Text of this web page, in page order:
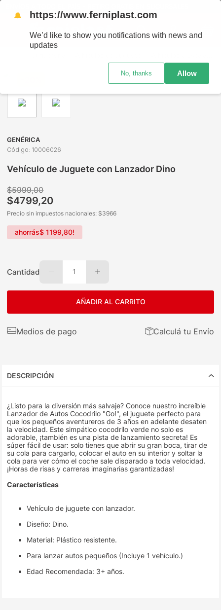
GENÉRICA
Código: 10006026
Vehículo de Juguete con Lanzador Dino
$5999,00
$4799,20
Precio sin impuestos nacionales: $3966
ahorrás$ 1199,80!
Cantidad 1
AÑADIR AL CARRITO
Medios de pago Calculá tu Envío
DESCRIPCIÓN
¿Listo para la diversión más salvaje? Conoce nuestro increíble
Lanzador de Autos Cocodrilo "Go!", el juguete perfecto para
que los pequeños aventureros de 3 años en adelante desaten
la velocidad. Este simpático cocodrilo verde no solo es
adorable, ¡también es una pista de lanzamiento secreta! Es
súper fácil de usar: solo tienes que abrir su gran boca, tirar de
su cola para cargarlo, colocar el auto en su interior y soltar la
cola para ver cómo el coche sale disparado a toda velocidad.
¡Horas de risas y carreras imaginarias garantizadas!
Características
Vehículo de juguete con lanzador.
Diseño: Dino.
Material: Plástico resistente.
Para lanzar autos pequeños (Incluye 1 vehículo.)
Edad Recomendada: 3+ años.
🔔 https://www.ferniplast.com
We’d like to show you notifications with news and
updates
No, thanks Allow